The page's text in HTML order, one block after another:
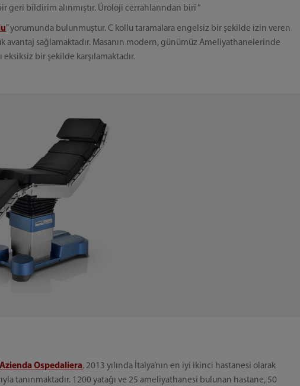
geri bildirim alınmıştır. Üroloji cerrahlarından biri “
” yorumunda bulunmuştur. C kollu taramalara engelsiz bir şekilde izin veren
avantaj sağlamaktadır. Masanın modern, günümüz Ameliyathanelerinde
bir şekilde karşılamaktadır.
Ospedaliera, 2013 yılında İtalya’nın en iyi ikinci hastanesi olarak
tanınmaktadır. 1200 yatağı ve 25 ameliyathanesi bulunan hastane, 50